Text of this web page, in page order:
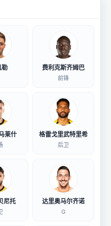
费利克斯齐姆巴
前锋
莱什 格雷戈里武特里希
后卫
尼托 达里奥马尔齐诺
G